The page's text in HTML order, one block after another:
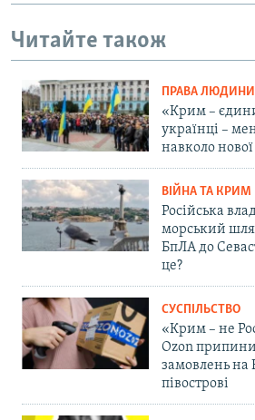
Читайте також
ПРАВА ЛЮДИНИ
«Крим –
українці –
навколо
ВІЙНА ТА КРИМ
Російська
морський
БпЛА до
це?
СУСПІЛЬСТВО
«Крим – не
Ozon
замовлень
півострові